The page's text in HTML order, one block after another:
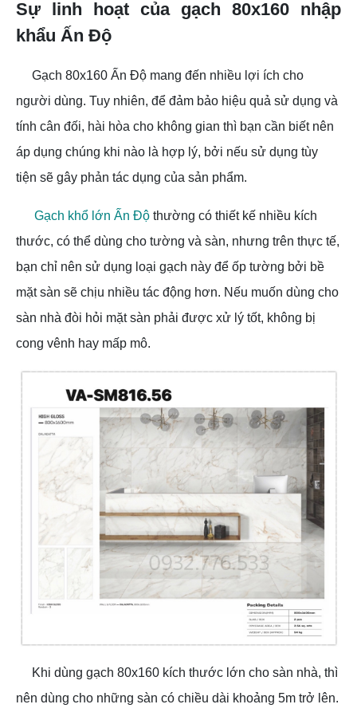
Sự linh hoạt của gạch 80x160 nhập
khẩu Ấn Độ
Gạch 80x160 Ấn Độ mang đến nhiều lợi ích cho
người dùng. Tuy nhiên, để đảm bảo hiệu quả sử dụng và
tính cân đối, hài hòa cho không gian thì bạn cần biết nên
áp dụng chúng khi nào là hợp lý, bởi nếu sử dụng tùy
tiện sẽ gây phản tác dụng của sản phẩm.
Gạch khổ lớn Ấn Độ thường có thiết kế nhiều kích
thước, có thể dùng cho tường và sàn, nhưng trên thực tế,
bạn chỉ nên sử dụng loại gạch này để ốp tường bởi bề
mặt sàn sẽ chịu nhiều tác động hơn. Nếu muốn dùng cho
sàn nhà đòi hỏi mặt sàn phải được xử lý tốt, không bị
cong vênh hay mấp mô.
Khi dùng gạch 80x160 kích thước lớn cho sàn nhà, thì
nên dùng cho những sàn có chiều dài khoảng 5m trở lên.